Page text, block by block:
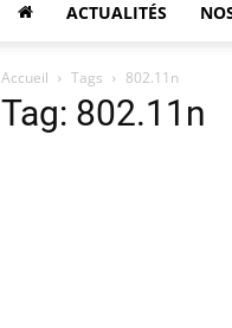
ACTUALITÉS
Accueil Tags 802.11n
Tag: 802.11n